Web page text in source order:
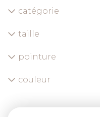
catégorie
taille
pointure
couleur